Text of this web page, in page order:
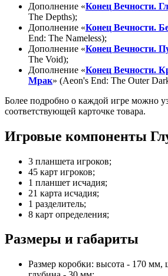
Дополнение «Конец Вечности.
The Depths);
Дополнение «Конец Вечности.
End: The Nameless);
Дополнение «Конец Вечности.
The Void);
Дополнение «Конец Вечности.
Мрак» (Aeon's End: The Outer
Более подробно о каждой игре можно
соответствующей карточке товара.
Игровые компоненты
3 планшета игроков;
45 карт игроков;
1 планшет исчадия;
21 карта исчадия;
1 разделитель;
8 карт определения;
Размеры и габариты
Размер коробки: высота - 170